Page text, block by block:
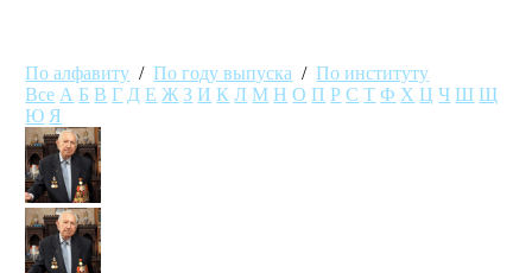
По алфавиту /По году выпуска /По институту
Все А Б В Г Д Е Ж З И К Л М Н О П Р С Т Ф Х Ц Ч Ш Щ
Ю Я